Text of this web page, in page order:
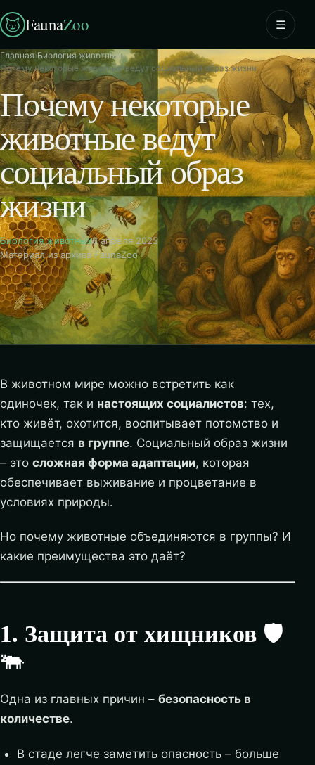
FaunaZoo ☰
Главная›Биология животных›
Почему некоторые животные ведут социальный образ жизни
Почему некоторые
животные ведут
социальный образ
жизни
Биология животных8 апреля 2025
Материал из архива FaunaZoo
В животном мире можно встретить как
одиночек, так и настоящих социалистов: тех,
кто живёт, охотится, воспитывает потомство и
защищается в группе. Социальный образ жизни
– это сложная форма адаптации, которая
обеспечивает выживание и процветание в
условиях природы.
Но почему животные объединяются в группы? И
какие преимущества это даёт?
1. Защита от хищников 🛡️
🐃
Одна из главных причин – безопасность в
количестве.
В стаде легче заметить опасность – больше